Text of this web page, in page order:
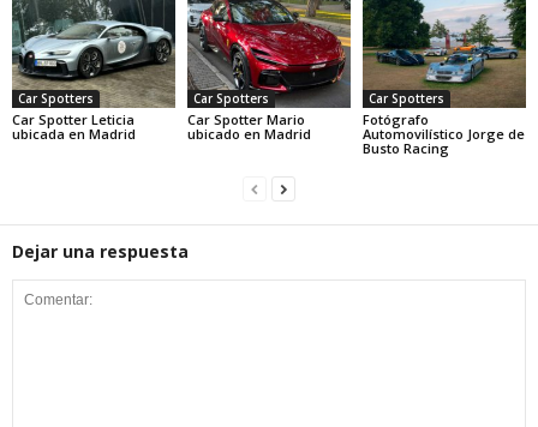
Car Spotters
Car Spotter Leticia
ubicada en Madrid
Car Spotters
Car Spotter Mario
ubicado en Madrid
Car Spotters
Fotógrafo
Automovilístico Jorge de
Busto Racing
Dejar una respuesta